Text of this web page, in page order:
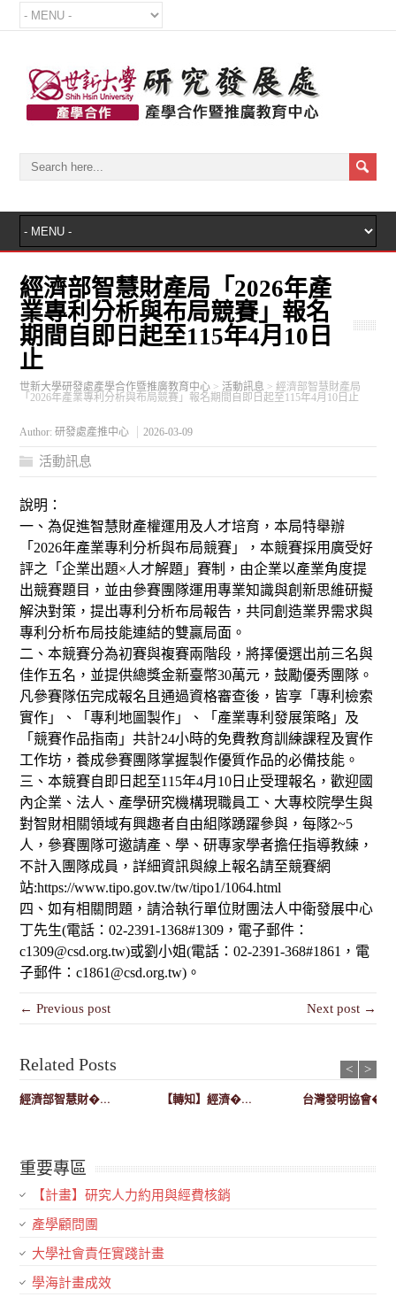
經濟部智慧財產局「2026年產
業專利分析與布局競賽」報名
期間自即日起至115年4月10日
止
世新大學研發處產學合作暨推廣教育中心 >活動訊息 >經濟部智慧財產局
「2026年產業專利分析與布局競賽」報名期間自即日起至115年4月10日止
Author:研發處產推中心 2026-03-09
活動訊息
說明：
一、為促進智慧財產權運用及人才培育，本局特舉辦
「2026年產業專利分析與布局競賽」，本競賽採用廣受好
評之「企業出題×人才解題」賽制，由企業以產業角度提
出競賽題目，並由參賽團隊運用專業知識與創新思維研擬
解決對策，提出專利分析布局報告，共同創造業界需求與
專利分析布局技能連結的雙贏局面。
二、本競賽分為初賽與複賽兩階段，將擇優選出前三名與
佳作五名，並提供總獎金新臺幣30萬元，鼓勵優秀團隊。
凡參賽隊伍完成報名且通過資格審查後，皆享「專利檢索
實作」、「專利地圖製作」、「產業專利發展策略」及
「競賽作品指南」共計24小時的免費教育訓練課程及實作
工作坊，養成參賽團隊掌握製作優質作品的必備技能。
三、本競賽自即日起至115年4月10日止受理報名，歡迎國
內企業、法人、產學研究機構現職員工、大專校院學生與
對智財相關領域有興趣者自由組隊踴躍參與，每隊2~5
人，參賽團隊可邀請產、學、研專家學者擔任指導教練，
不計入團隊成員，詳細資訊與線上報名請至競賽網
站:https://www.tipo.gov.tw/tw/tipo1/1064.html
四、如有相關問題，請洽執行單位財團法人中衛發展中心
丁先生(電話：02-2391-1368#1309，電子郵件：
c1309@csd.org.tw)或劉小姐(電話：02-2391-368#1861，電
子郵件：c1861@csd.org.tw)。
← Previous post Next post →
Related Posts
經濟部智慧財�... 【轉知】經濟�... 台灣發明協會�...
< >
重要專區
【計畫】研究人力約用與經費核銷
產學顧問團
大學社會責任實踐計畫
學海計畫成效